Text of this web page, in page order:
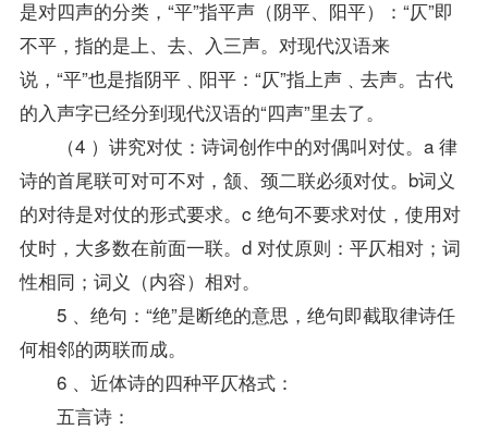
是对四声的分类，“平”指平声（阴平、阳平）：“仄”即
不平，指的是上、去、入三声。对现代汉语来
说，“平”也是指阴平﹑阳平：“仄”指上声﹑去声。古代
的入声字已经分到现代汉语的“四声”里去了。
（4 ）讲究对仗：诗词创作中的对偶叫对仗。a 律
诗的首尾联可对可不对，颔、颈二联必须对仗。b词义
的对待是对仗的形式要求。c 绝句不要求对仗，使用对
仗时，大多数在前面一联。d 对仗原则：平仄相对；词
性相同；词义（内容）相对。
5 、绝句：“绝”是断绝的意思，绝句即截取律诗任
何相邻的两联而成。
6 、近体诗的四种平仄格式：
五言诗：